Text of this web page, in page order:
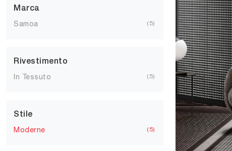
Marca
Samoa 5
Rivestimento
In Tessuto 5
Stile
Moderne 5